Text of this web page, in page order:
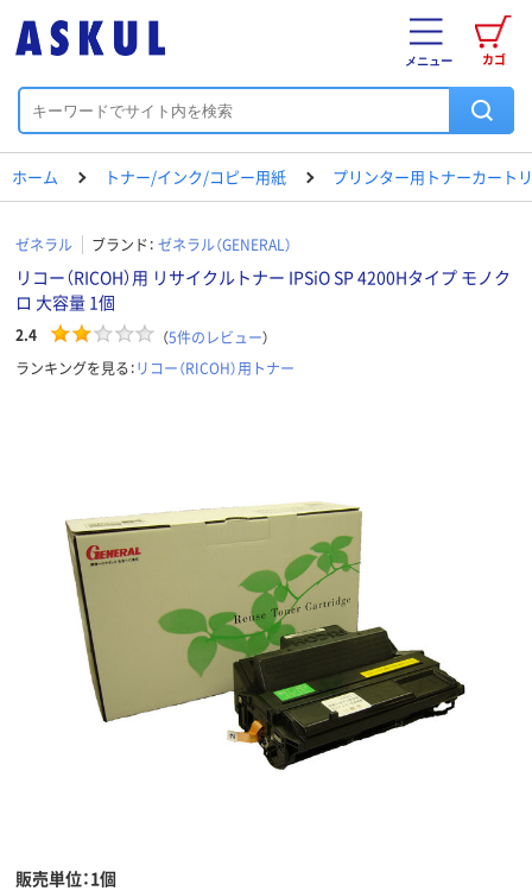
カゴ
メニュー
ホーム トナー/インク/コピー用紙 プリンター用トナーカート
ゼネラル ブランド： ゼネラル（GENERAL）
リコー（RICOH）用 リサイクルトナー IPSiO SP 4200Hタイプ モノク
ロ 大容量 1個
2.4 （5件のレビュー）
ランキングを見る：リコー（RICOH）用トナー
販売単位：1個